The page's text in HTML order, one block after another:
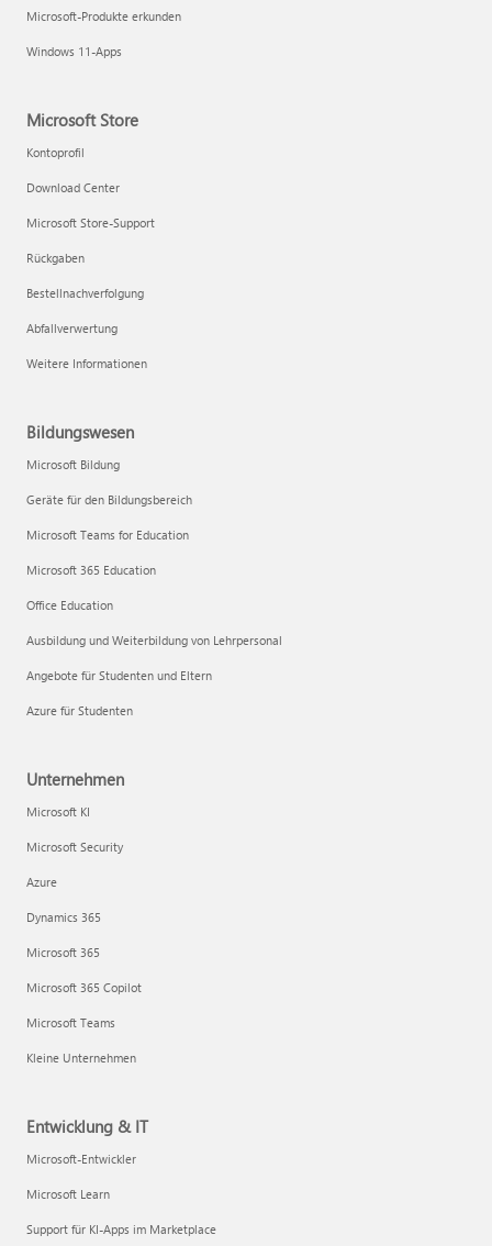
Microsoft-Produkte erkunden
Windows 11-Apps
Microsoft Store
Kontoprofil
Download Center
Microsoft Store-Support
Rückgaben
Bestellnachverfolgung
Abfallverwertung
Weitere Informationen
Bildungswesen
Microsoft Bildung
Geräte für den Bildungsbereich
Microsoft Teams for Education
Microsoft 365 Education
Office Education
Ausbildung und Weiterbildung von Lehrpersonal
Angebote für Studenten und Eltern
Azure für Studenten
Unternehmen
Microsoft KI
Microsoft Security
Azure
Dynamics 365
Microsoft 365
Microsoft 365 Copilot
Microsoft Teams
Kleine Unternehmen
Entwicklung & IT
Microsoft-Entwickler
Microsoft Learn
Support für KI-Apps im Marketplace